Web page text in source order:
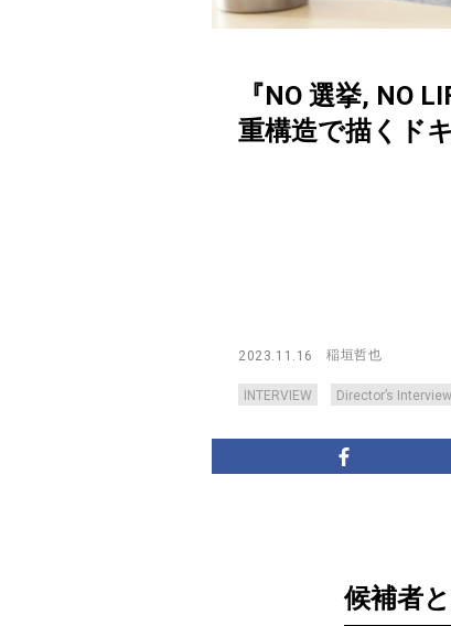
『NO 選挙, NO
重構造で描くド
2023.11.16 稲垣哲也
INTERVIEW Director’s Interview
候補者